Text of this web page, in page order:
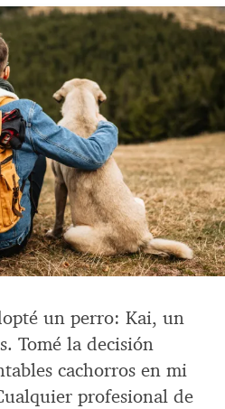
un perro: Kai, un
Tomé la decisión
cachorros en mi
profesional de